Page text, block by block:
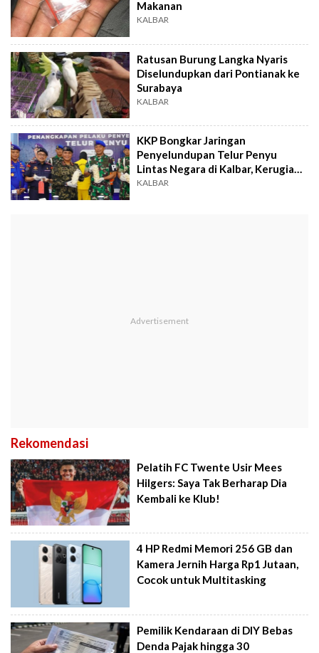
Makanan
KALBAR
Ratusan Burung Langka Nyaris
Diselundupkan dari Pontianak ke
Surabaya
KALBAR
KKP Bongkar Jaringan
Penyelundupan Telur Penyu
Lintas Negara di Kalbar, Kerugian
Capai Rp9,6 Miliar
KALBAR
Rekomendasi
Pelatih FC Twente Usir Mees
Hilgers: Saya Tak Berharap Dia
Kembali ke Klub!
4 HP Redmi Memori 256 GB dan
Kamera Jernih Harga Rp1 Jutaan,
Cocok untuk Multitasking
Pemilik Kendaraan di DIY Bebas
Denda Pajak hingga 30